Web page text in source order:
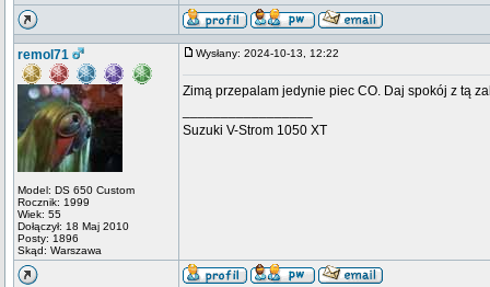
remol71
Model: DS 650 Custom
Rocznik: 1999
Wiek: 55
Dołączył: 18 Maj 2010
Posty: 1896
Skąd: Warszawa
Wysłany: 2024-10-13, 12:22
Zimą przepalam jedynie piec CO. Daj spokój z tą
Suzuki V-Strom 1050 XT